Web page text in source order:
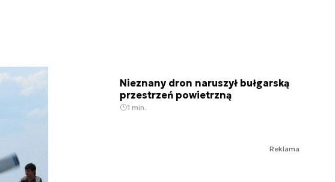
Nieznany dron naruszył bułgarską
przestrzeń powietrzną
1 min.
Reklama